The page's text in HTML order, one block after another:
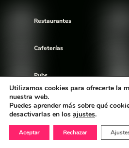
Restaurantes
Cafeterías
Pubs
Food Trucks
©Comandator2026 Diseño
Utilizamos cookies para ofrecerte la
nuestra web.
Puedes aprender más sobre qué
desactivarlas en los ajustes.
Aceptar Rechazar